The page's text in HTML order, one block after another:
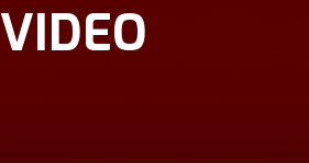
VIDEO